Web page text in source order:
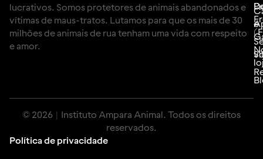
lucrativos. Somos protetores de animais abandonados e
vítimas de maus-tratos. Lutamos para que os mais de 30
milhões de animais de rua tenham uma vida com respeito
e amor.
e
© 2026 | Instituto Ampara Animal. Todos os direitos
reservados.
Política de privacidade